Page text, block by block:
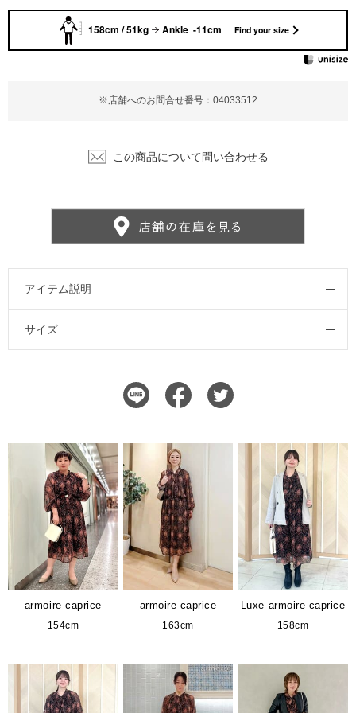
※店舗へのお問合せ番号：04033512
この商品について問い合わせる
アイテム説明
サイズ
158cm / 51kg Ankle -11cm Find your size
armoire caprice
154cm
armoire caprice
163cm
Luxe armoire caprice
158cm